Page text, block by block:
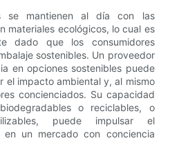
se mantienen al día con las
materiales ecológicos, lo cual es
dado que los consumidores
sostenibles. Un proveedor
en opciones sostenibles puede
el impacto ambiental y, al mismo
concienciados. Su capacidad
o reciclables, o
puede impulsar el
un mercado con conciencia